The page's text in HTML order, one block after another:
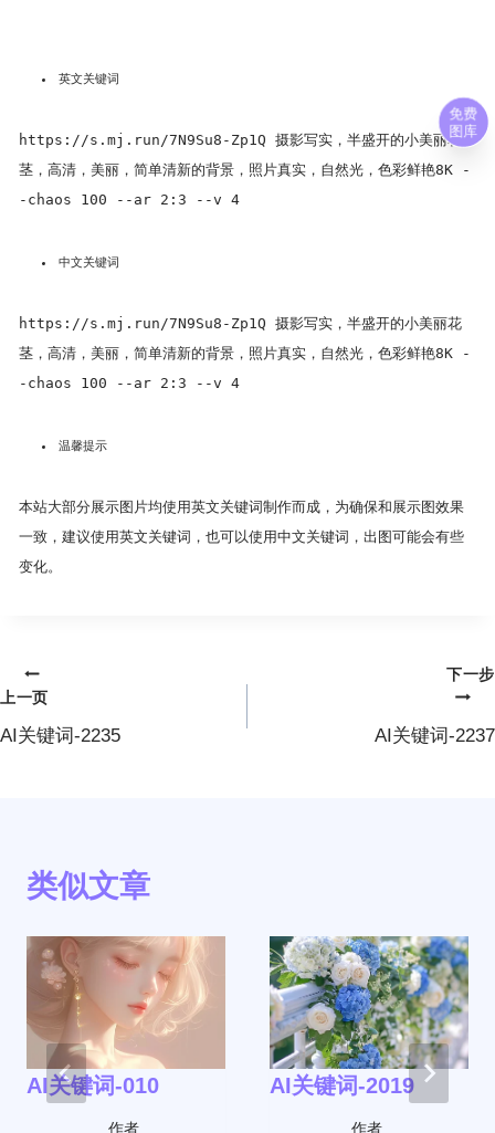
英文关键词
https://s.mj.run/7N9Su8-Zp1Q 摄影写实，半盛开的小美丽花
茎，高清，美丽，简单清新的背景，照片真实，自然光，色彩鲜艳8K -
-chaos 100 --ar 2:3 --v 4
中文关键词
https://s.mj.run/7N9Su8-Zp1Q 摄影写实，半盛开的小美丽花
茎，高清，美丽，简单清新的背景，照片真实，自然光，色彩鲜艳8K -
-chaos 100 --ar 2:3 --v 4
温馨提示
本站大部分展示图片均使用英文关键词制作而成，为确保和展示图效果
一致，建议使用英文关键词，也可以使用中文关键词，出图可能会有些
变化。
文
章
上一页
AI关键词-2235
下一步
AI关键词-2237
类似文章
AI关键词-010
作者
AI关键词-2019
作者
免费
图库